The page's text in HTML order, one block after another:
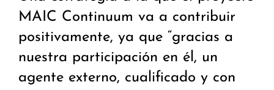
MAIC Continuum va a contribuir
positivamente, ya que “gracias a
nuestra participación en él, un
agente externo, cualificado y con